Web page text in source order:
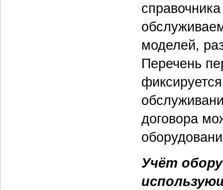
моделей,
Перечень
договора
Учёт